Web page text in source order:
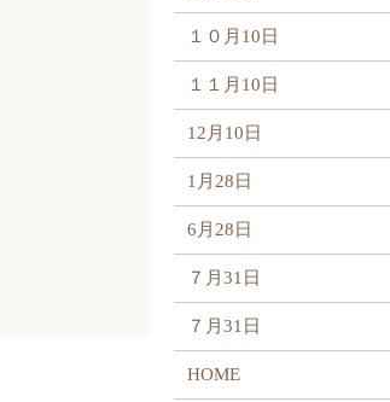
１０月10日
１１月10日
12月10日
1月28日
6月28日
７月31日
７月31日
HOME